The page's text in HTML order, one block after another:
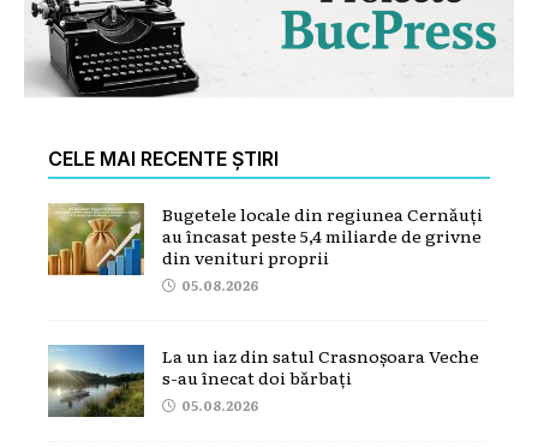
CELE MAI RECENTE ȘTIRI
Bugetele locale din regiunea Cernăuți
au încasat peste 5,4 miliarde de grivne
din venituri proprii
05.08.2026
La un iaz din satul Crasnoșoara Veche
s-au înecat doi bărbați
05.08.2026